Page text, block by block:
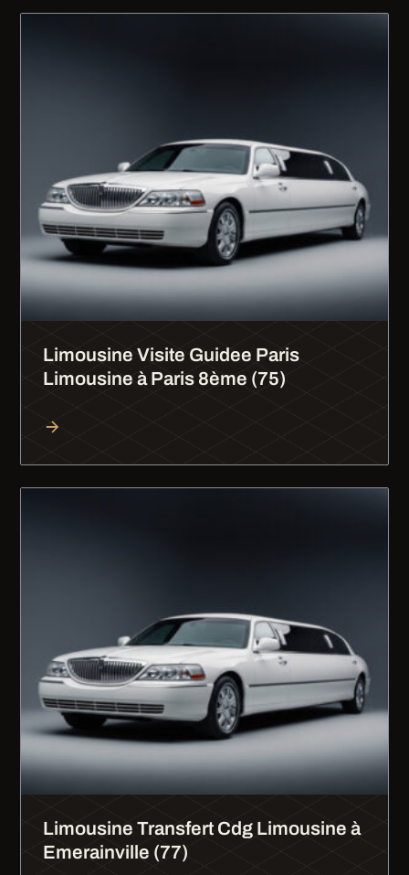
Limousine Visite Guidee Paris
Limousine à Paris 8ème (75)
Limousine Transfert Cdg Limousine à
Emerainville (77)